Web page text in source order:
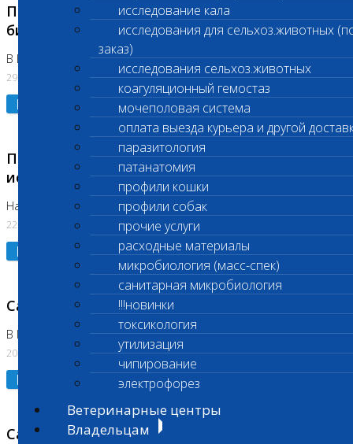
исследование кала
исследования для сельхоз.животных
заказ)
исследования сельхоз.животных
коагуляционный гемостаз
мочеполовая система
оплата выезда курьера и другой
паразитология
патанатомия
профили кошки
профили собак
прочие услуги
расходные материалы
микробиология (масс-спек)
санитарная микробиология
!!!новинки
токсикология
утилизация
чипирование
электрофорез
Ветеринарные центры
Владельцам
Приостановлено выполнение срочных
биохимических исследований
В Бутово 29.07.26
29.07.2026
Подробнее
Приостановлено выполнение биохимических
исследований
На Нагорной. Код ( 123,310,309)
22.07.2026
Подробнее
Санитарные дни
В Коломне 24.07.2026 и 28.07.2026
20.07.2026
Подробнее
Санитарный день